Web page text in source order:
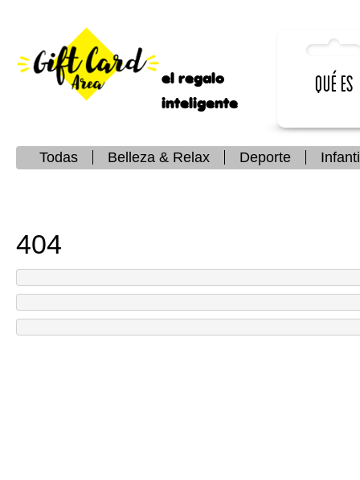
el regalo
inteligente
Qué es
Todas Belleza & Relax Deporte
404